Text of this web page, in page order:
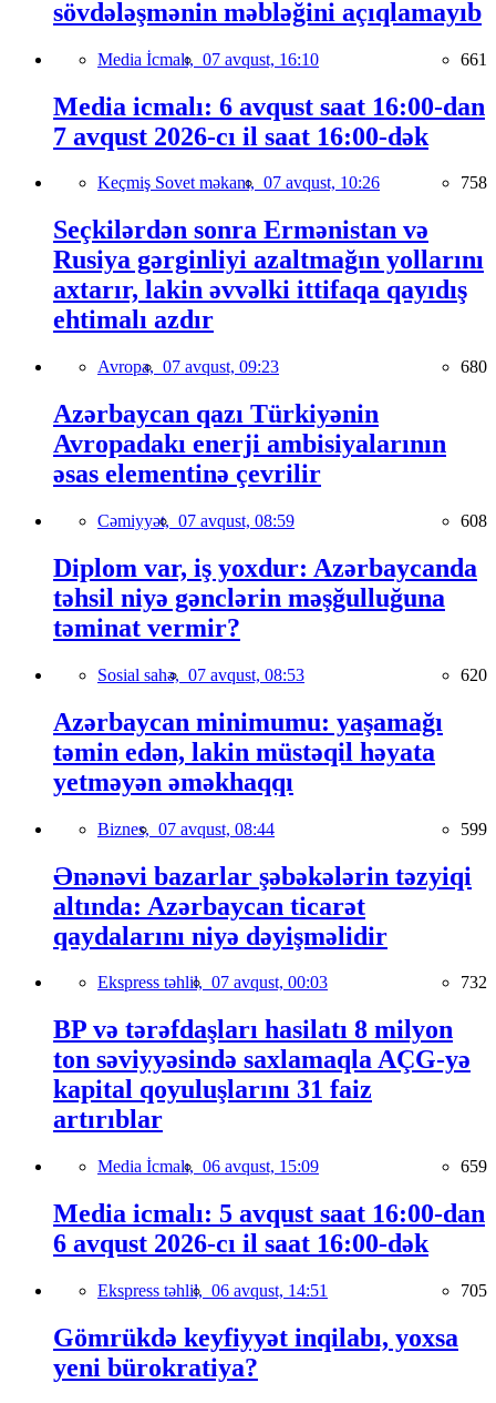
sövdələşmənin məbləğini açıqlamayıb
Media İcmalı, 07 avqust, 16:10 661
Media icmalı: 6 avqust saat 16:00-dan
7 avqust 2026-cı il saat 16:00-dək
Keçmiş Sovet məkanı, 07 avqust, 10:26 758
Seçkilərdən sonra Ermənistan və
Rusiya gərginliyi azaltmağın yollarını
axtarır, lakin əvvəlki ittifaqa qayıdış
ehtimalı azdır
Avropa, 07 avqust, 09:23 680
Azərbaycan qazı Türkiyənin
Avropadakı enerji ambisiyalarının
əsas elementinə çevrilir
Cəmiyyət, 07 avqust, 08:59 608
Diplom var, iş yoxdur: Azərbaycanda
təhsil niyə gənclərin məşğulluğuna
təminat vermir?
Sosial sahə, 07 avqust, 08:53 620
Azərbaycan minimumu: yaşamağı
təmin edən, lakin müstəqil həyata
yetməyən əməkhaqqı
Biznes, 07 avqust, 08:44 599
Ənənəvi bazarlar şəbəkələrin təzyiqi
altında: Azərbaycan ticarət
qaydalarını niyə dəyişməlidir
Ekspress təhlil, 07 avqust, 00:03 732
BP və tərəfdaşları hasilatı 8 milyon
ton səviyyəsində saxlamaqla AÇG-yə
kapital qoyuluşlarını 31 faiz
artırıblar
Media İcmalı, 06 avqust, 15:09 659
Media icmalı: 5 avqust saat 16:00-dan
6 avqust 2026-cı il saat 16:00-dək
Ekspress təhlil, 06 avqust, 14:51 705
Gömrükdə keyfiyyət inqilabı, yoxsa
yeni bürokratiya?